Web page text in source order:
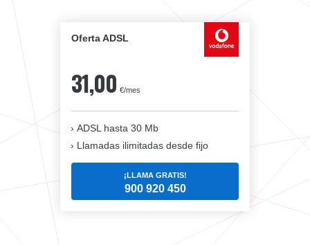
Oferta ADSL
31,00 €/mes
ADSL hasta 30 Mb
Llamadas ilimitadas desde fijo
¡LLAMA GRATIS!
900 920 450